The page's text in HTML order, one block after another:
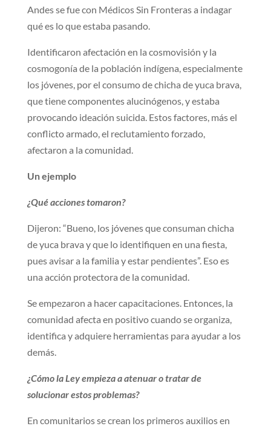
Andes se fue con Médicos Sin Fronteras a indagar
qué es lo que estaba pasando.
Identificaron afectación en la cosmovisión y la
cosmogonía de la población indígena, especialmente
los jóvenes, por el consumo de chicha de yuca brava,
que tiene componentes alucinógenos, y estaba
provocando ideación suicida. Estos factores, más el
conflicto armado, el reclutamiento forzado,
afectaron a la comunidad.
Un ejemplo
¿Qué acciones tomaron?
Dijeron: “Bueno, los jóvenes que consuman chicha
de yuca brava y que lo identifiquen en una fiesta,
pues avisar a la familia y estar pendientes”. Eso es
una acción protectora de la comunidad.
Se empezaron a hacer capacitaciones. Entonces, la
comunidad afecta en positivo cuando se organiza,
identifica y adquiere herramientas para ayudar a los
demás.
¿Cómo la Ley empieza a atenuar o tratar de
solucionar estos problemas?
En comunitarios se crean los primeros auxilios en